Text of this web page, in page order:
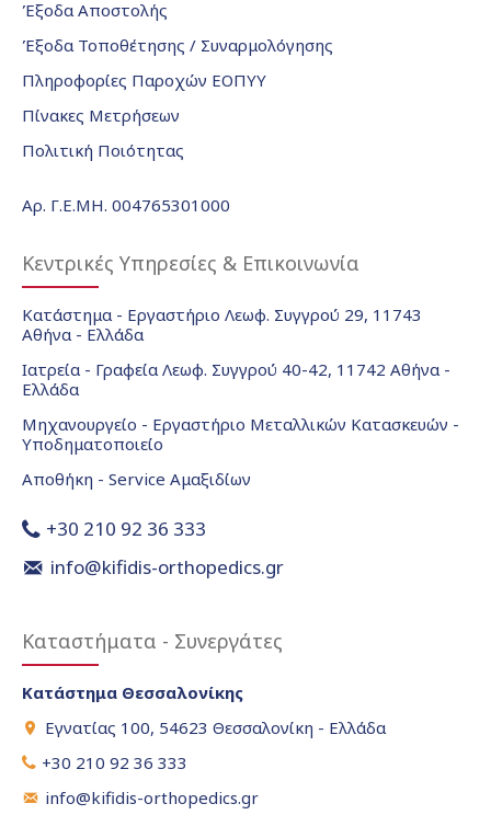
Έξοδα Αποστολής
Έξοδα Τοποθέτησης / Συναρμολόγησης
Πληροφορίες Παροχών ΕΟΠΥΥ
Πίνακες Μετρήσεων
Πολιτική Ποιότητας
Αρ. Γ.Ε.ΜΗ. 004765301000
Κεντρικές Υπηρεσίες & Επικοινωνία
Κατάστημα - Εργαστήριο Λεωφ. Συγγρού 29, 11743
Αθήνα - Ελλάδα
Ιατρεία - Γραφεία Λεωφ. Συγγρού 40-42, 11742 Αθήνα -
Ελλάδα
Μηχανουργείο - Εργαστήριο Μεταλλικών Κατασκευών -
Υποδηματοποιείο
Αποθήκη - Service Αμαξιδίων
+30 210 92 36 333
info@kifidis-orthopedics.gr
Καταστήματα - Συνεργάτες
Κατάστημα Θεσσαλονίκης
Εγνατίας 100, 54623 Θεσσαλονίκη - Ελλάδα
+30 210 92 36 333
info@kifidis-orthopedics.gr